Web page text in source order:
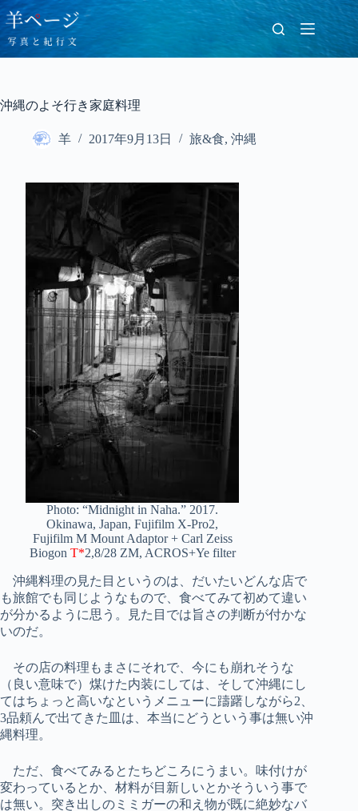
コ
ン
テ
ン
ス
沖縄のよそ行き家庭料理
羊 2017年9月13日 旅&食, 沖縄
Photo: “Midnight in Naha.” 2017.
Okinawa, Japan, Fujifilm X-Pro2,
Fujifilm M Mount Adaptor + Carl Zeiss
Biogon T*2,8/28 ZM, ACROS+Ye filter
沖縄料理の見た目というのは、だいたいどんな店で
も旅館でも同じようなもので、食べてみて初めて違い
が分かるように思う。見た目では旨さの判断が付かな
いのだ。
その店の料理もまさにそれで、今にも崩れそうな
（良い意味で）煤けた内装にしては、そして沖縄にし
てはちょっと高いなというメニューに躊躇しながら2、
3品頼んで出てきた皿は、本当にどうという事は無い沖
縄料理。
ただ、食べてみるとたちどころにうまい。味付けが
変わっているとか、材料が目新しいとかそういう事で
は無い。突き出しのミミガーの和え物が既に絶妙なバ